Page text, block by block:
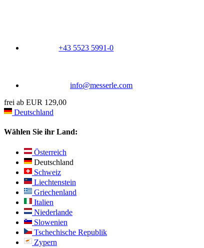
+43 5523 5991-0
info@messerle.com
frei ab EUR 129,00
Deutschland
Wählen Sie ihr Land:
Österreich
Deutschland
Schweiz
Liechtenstein
Griechenland
Italien
Niederlande
Slowenien
Tschechische Republik
Zypern